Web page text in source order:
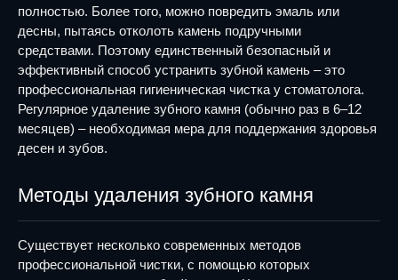
полностью. Более того, можно повредить эмаль или
десны, пытаясь отколоть камень подручными
средствами. Поэтому единственный безопасный и
эффективный способ устранить зубной камень – это
профессиональная гигиеническая чистка у стоматолога.
Регулярное удаление зубного камня (обычно раз в 6–12
месяцев) – необходимая мера для поддержания здоровья
десен и зубов.
Методы удаления зубного камня
Существует несколько современных методов
профессиональной чистки, с помощью которых